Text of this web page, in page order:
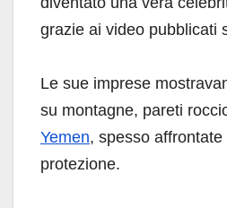
grazie ai video pubblicati
Le sue imprese
su montagne, pareti
Yemen, spesso
protezione.